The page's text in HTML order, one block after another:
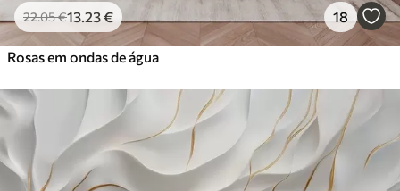
22.05€13 .23€ 18
Rosas em ondas de água